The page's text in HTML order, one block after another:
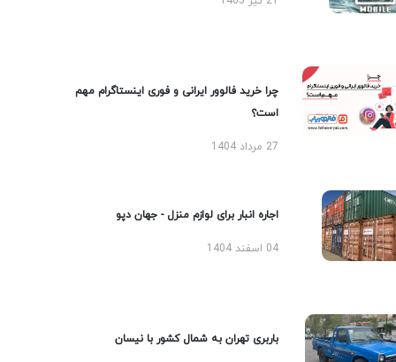
چرا خرید فالوور ایرانی و فوری اینستاگرام مهم
است؟
27 مرداد 1404
اجاره انبار برای لوازم منزل - جهان دپو
04 اسفند 1404
باربری تهران به شمال کشور با نیسان